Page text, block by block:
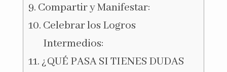
Compartir y Manifestar:
Celebrar los Logros
Intermedios:
¿QUÉ PASA SI TIENES DUDAS